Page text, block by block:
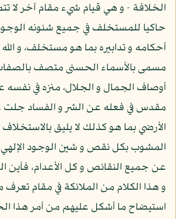
الخلافة - و هي قيام شيء مقام آخر لا
حاكيا للمستخلف في جميع شئونه
أحكامه و تدابيره بما هو مستخلف، و
مسمى بالأسماء الحسنى متصف بالصفات
أوصاف الجمال و الجلال، منزه في
مقدس في فعله عن الشر و الفساد جلت
الأرضي بما هو كذلك لا يليق
المشوب بكل نقص و شين الوجود
عن جميع النقائص و كل الأعدام، فأين
و هذا الكلام من الملائكة في مقام تعرف
استيضاح ما أشكل عليهم من أمر هذا